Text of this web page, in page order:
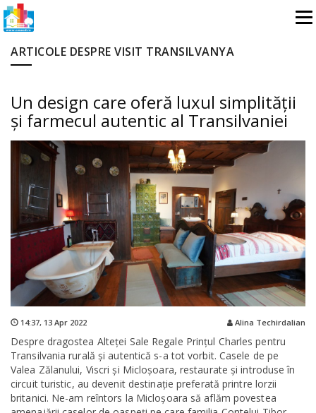
ARTICOLE DESPRE VISIT TRANSILVANYA
Un design care oferă luxul simplității
și farmecul autentic al Transilvaniei
14:37, 13 Apr 2022 Alina Techirdalian
Despre dragostea Alteței Sale Regale Prinţul Charles pentru
Transilvania rurală şi autentică s-a tot vorbit. Casele de pe
Valea Zălanului, Viscri şi Micloşoara, restaurate şi introduse în
circuit turistic, au devenit destinaţie preferată printre lorzii
britanici. Ne-am reîntors la Micloșoara să aflăm povestea